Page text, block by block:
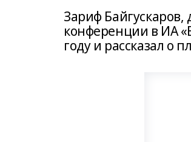
Зариф Байгускаров,
конференции в ИА
году и рассказал о